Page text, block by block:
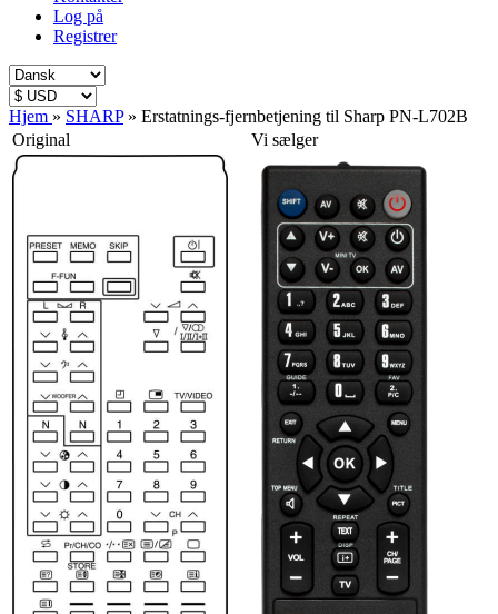
Log på
Registrer
Hjem » SHARP » Erstatnings-fjernbetjening til Sharp PN-L702B
Original
Vi sælger